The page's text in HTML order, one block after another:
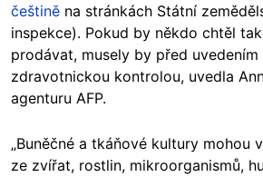
češtině na stránkách Státní
inspekce). Pokud by někdo chtěl
prodávat, musely by před
zdravotnickou kontrolou, uvedla
agenturu AFP.
„Buněčné a tkáňové kultury mohou
ze zvířat, rostlin, mikroorganismů,